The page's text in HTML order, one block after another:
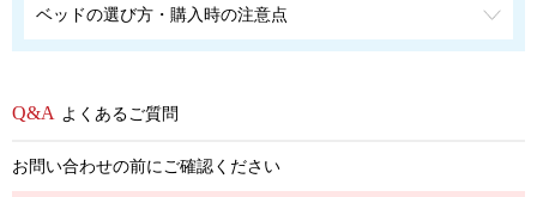
ベッドの選び方・購入時の注意点
よくあるご質問
お問い合わせの前にご確認ください